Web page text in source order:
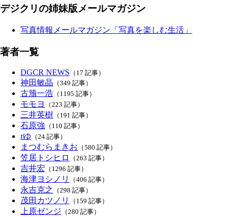
デジクリの姉妹版メールマガジン
写真情報メールマガジン「写真を楽しむ生活」
著者一覧
DGCR NEWS （17 記事）
神田敏晶 （349 記事）
古籏一浩 （1195 記事）
モモヨ （223 記事）
三井英樹 （191 記事）
石原強 （110 記事）
rゆ （24 記事）
まつむらまきお （580 記事）
笠居トシヒロ （263 記事）
吉井宏 （1296 記事）
海津ヨシノリ （406 記事）
永吉克之 （298 記事）
茂田カツノリ （159 記事）
上原ゼンジ （280 記事）